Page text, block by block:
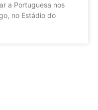
a Portuguesa nos
no Estádio do